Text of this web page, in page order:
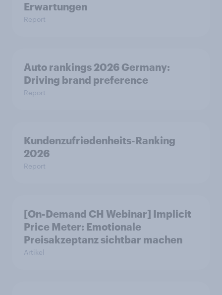
Erwartungen
Report
Auto rankings 2026 Germany:
Driving brand preference
Report
Kundenzufriedenheits-Ranking
2026
Report
[On-Demand CH Webinar] Implicit
Price Meter: Emotionale
Preisakzeptanz sichtbar machen
Artikel